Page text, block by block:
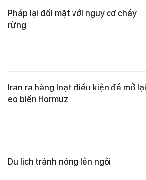
Pháp lại đối mặt với nguy cơ cháy
rừng
Iran ra hàng loạt điều kiện để mở lại
eo biển Hormuz
Du lịch tránh nóng lên ngôi